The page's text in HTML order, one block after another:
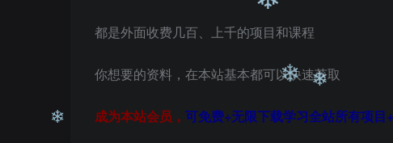
都是外面收费几百、上千的项目和课程
你想要的资料，在本站基本都可以快速获取
成为本站会员， 可免费+无限下载学习全站所有项目
❄